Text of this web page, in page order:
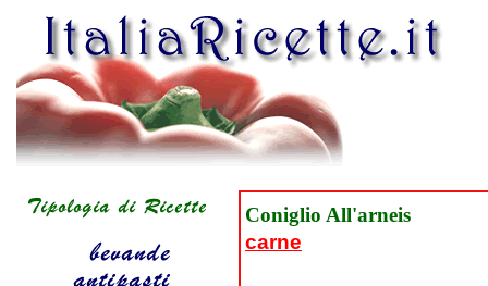
Coniglio All'arneis
carne